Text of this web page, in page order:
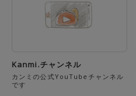
Kanmi.チャンネル
カンミの公式YouTubeチャンネル
です